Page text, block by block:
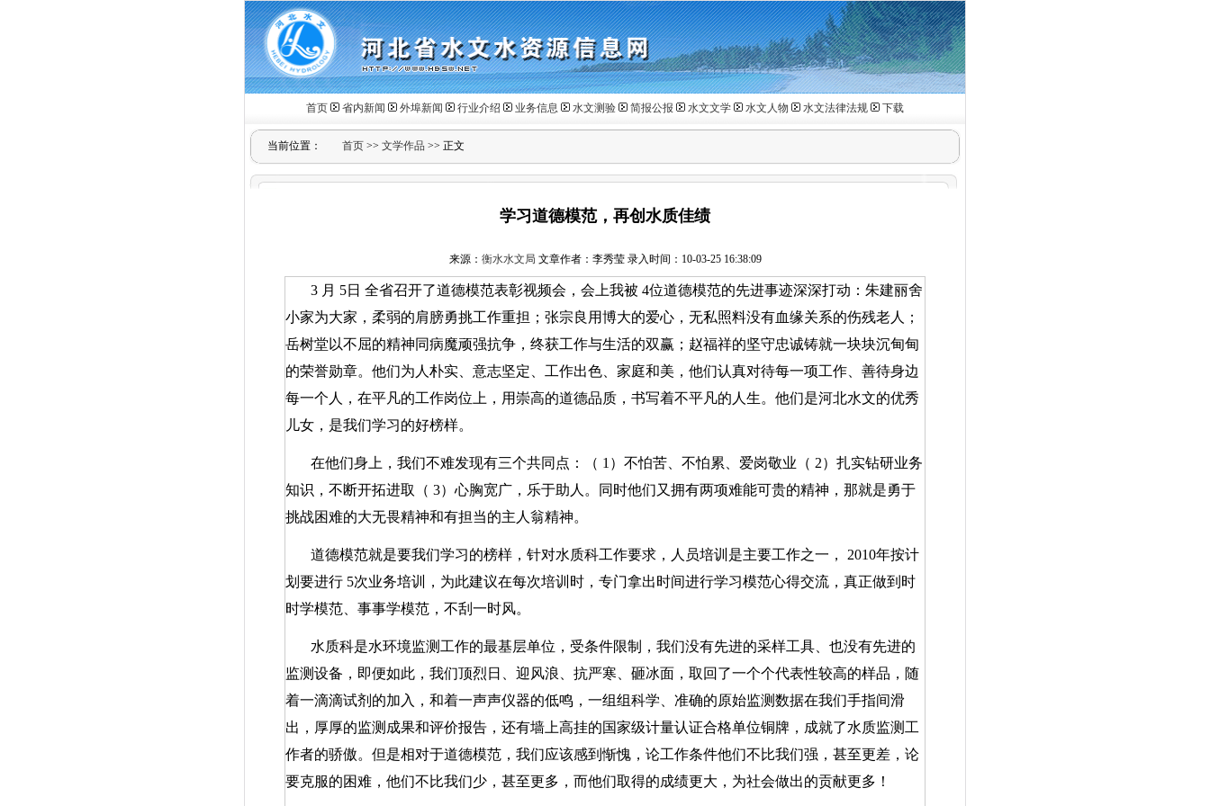
首页 省内新闻 外埠新闻 行业介绍 业务信息 水文测验 简报公报 水文文学 水文人物 水文法律法规 下载
当前位置： 首页 >> 文学作品 >> 正文
学习道德模范，再创水质佳绩
来源： 衡水水文局 文章作者：李秀莹 录入时间：10-03-25 16:38:09
3 月 5日 全省召开了道德模范表彰视频会，会上我被 4位道德模范的先进事迹深深打动：朱建丽舍
小家为大家，柔弱的肩膀勇挑工作重担；张宗良用博大的爱心，无私照料没有血缘关系的伤残老人；
岳树堂以不屈的精神同病魔顽强抗争，终获工作与生活的双赢；赵福祥的坚守忠诚铸就一块块沉甸甸
的荣誉勋章。他们为人朴实、意志坚定、工作出色、家庭和美，他们认真对待每一项工作、善待身边
每一个人，在平凡的工作岗位上，用崇高的道德品质，书写着不平凡的人生。他们是河北水文的优秀
儿女，是我们学习的好榜样。
在他们身上，我们不难发现有三个共同点：（ 1 ）不怕苦、不怕累、爱岗敬业（ 2）扎实钻研业务
知识，不断开拓进取（ 3）心胸宽广，乐于助人。同时他们又拥有两项难能可贵的精神，那就是勇于
挑战困难的大无畏精神和有担当的主人翁精神。
道德模范就是要我们学习的榜样，针对水质科工作要求，人员培训是主要工作之一， 2010年按计
划要进行 5次业务培训，为此建议在每次培训时，专门拿出时间进行学习模范心得交流，真正做到时
时学模范、事事学模范，不刮一时风。
水质科是水环境监测工作的最基层单位，受条件限制，我们没有先进的采样工具、也没有先进的
监测设备，即便如此，我们顶烈日、迎风浪、抗严寒、砸冰面，取回了一个个代表性较高的样品，随
着一滴滴试剂的加入，和着一声声仪器的低鸣，一组组科学、准确的原始监测数据在我们手指间滑
出，厚厚的监测成果和评价报告，还有墙上高挂的国家级计量认证合格单位铜牌，成就了水质监测工
作者的骄傲。但是相对于道德模范，我们应该感到惭愧，论工作条件他们不比我们强，甚至更差，论
要克服的困难，他们不比我们少，甚至更多，而他们取得的成绩更大，为社会做出的贡献更多！